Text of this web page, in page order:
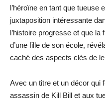
l’héroïne en tant que tueuse
juxtaposition intéressante
l’histoire progresse et que la
d’une fille de son école,
caché des aspects clés de
Avec un titre et un décor qui
assassin de Kill Bill et aux